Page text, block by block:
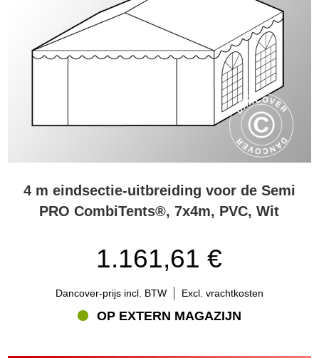
4 m eindsectie-uitbreiding voor de Semi
PRO CombiTents®, 7x4m, PVC, Wit
1.161,61 €
Dancover-prijs incl. BTW Excl. vrachtkosten
OP EXTERN MAGAZIJN